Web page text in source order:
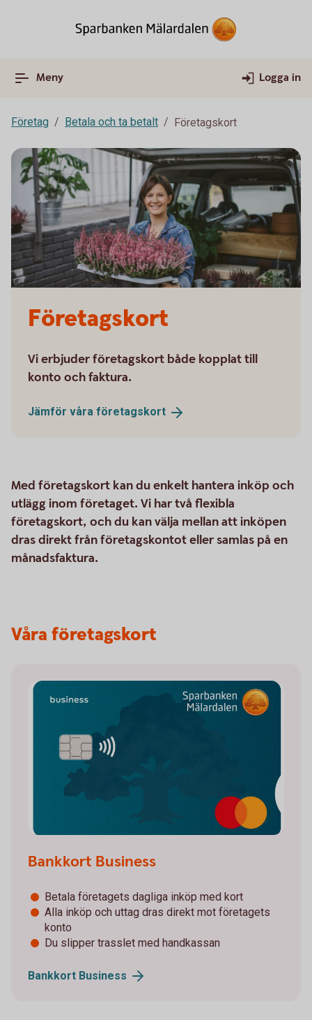
Meny Logga in
Företag Betala och ta betalt Företagskort
Företagskort
Vi erbjuder företagskort både kopplat till
konto och faktura.
Jämför våra företagskort
Med företagskort kan du enkelt hantera inköp och
utlägg inom företaget. Vi har två flexibla
företagskort, och du kan välja mellan att inköpen
dras direkt från företagskontot eller samlas på en
månadsfaktura.
Våra företagskort
Bankkort Business
Betala företagets dagliga inköp med kort
Alla inköp och uttag dras direkt mot företagets
konto
Du slipper trasslet med handkassan
Bankkort Business